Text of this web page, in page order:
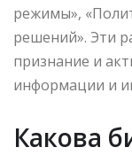
режимы»,
решений». Эти
признание и
информации и
Какова